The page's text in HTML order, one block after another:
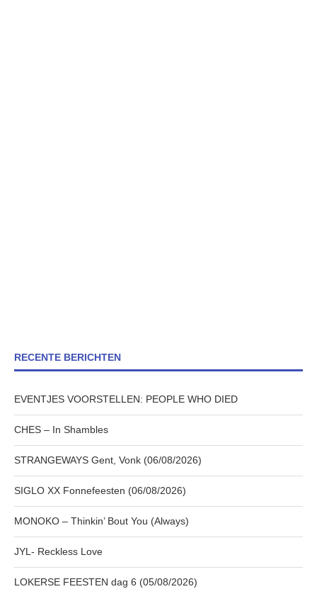
RECENTE BERICHTEN
EVENTJES VOORSTELLEN: PEOPLE WHO DIED
CHES – In Shambles
STRANGEWAYS Gent, Vonk (06/08/2026)
SIGLO XX Fonnefeesten (06/08/2026)
MONOKO – Thinkin’ Bout You (Always)
JYL- Reckless Love
LOKERSE FEESTEN dag 6 (05/08/2026)